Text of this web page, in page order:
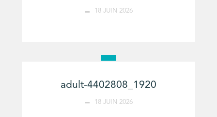
18 JUIN 2026
adult-4402808_1920
18 JUIN 2026